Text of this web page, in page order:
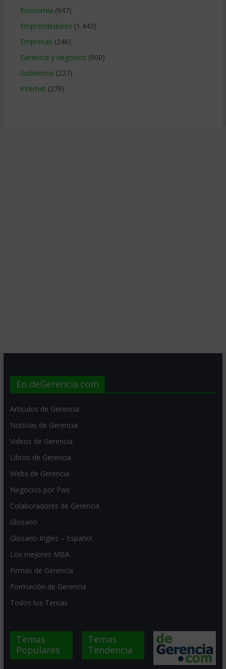
Economía (947)
Emprendedores (1.443)
Empresas (246)
Gerencia y negocios (900)
Gobiernos (227)
Internet (276)
En deGerencia.com
Artículos de Gerencia
Noticias de Gerencia
Videos de Gerencia
Libros de Gerencia
Webs de Gerencia
Negocios por País
Colaboradores de Gerencia
Glosario
Glosario Inglés – Español
Los mejores MBA
Firmas de Gerencia
Formación de Gerencia
Todos los Temas
Temas
Populares
Temas
Tendencia